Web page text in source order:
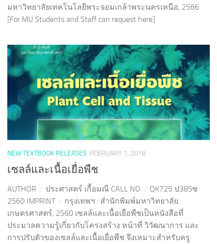
มหาวิทยาลัยเทคโนโลยีพระจอมเกล้าพระนครเหนือ, 2566
[For MU Students and Staff can request here]
NEW TEXTBOOK RELEASES FEBRUARY 7, 2018
เซลล์และเนื้อเยื่อพืช
AUTHOR : ประศาสตร์ เกื้อมณี CALL NO : QK725 ป385ซ
2560 IMPRINT : กรุงเทพฯ : สำนักพิมพ์มหาวิทยาลัย
เกษตรศาสตร์, 2560 เซลล์และเนื้อเยื่อพืชเป็นหนังสือที่
ประมวลความรู้เกี่ยวกับโครงสร้าง หน้าที่ วิวัฒนาการ และ
การปรับตัวของเซลล์และเนื้อเยื่อพืช จึงเหมาะสำหรับครู